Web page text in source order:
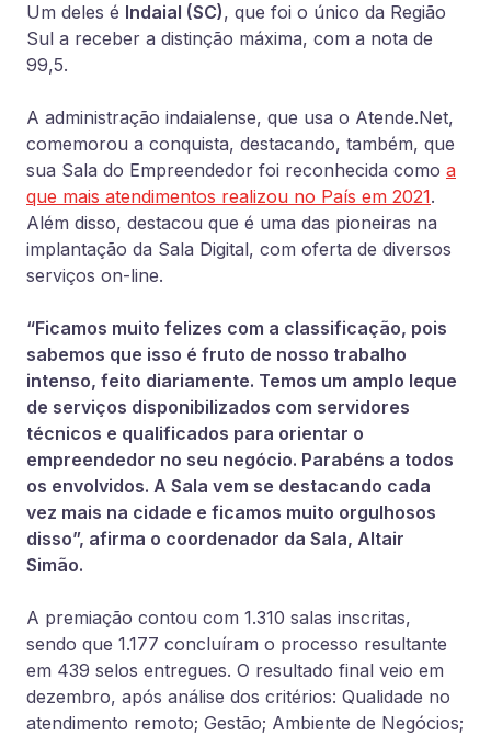
Um deles é Indaial (SC), que foi o único da Região
Sul a receber a distinção máxima, com a nota de
99,5.
A administração indaialense, que usa o Atende.Net,
comemorou a conquista, destacando, também, que
sua Sala do Empreendedor foi reconhecida como a
que mais atendimentos realizou no País em 2021.
Além disso, destacou que é uma das pioneiras na
implantação da Sala Digital, com oferta de diversos
serviços on-line.
“Ficamos muito felizes com a classificação, pois
sabemos que isso é fruto de nosso trabalho
intenso, feito diariamente. Temos um amplo leque
de serviços disponibilizados com servidores
técnicos e qualificados para orientar o
empreendedor no seu negócio. Parabéns a todos
os envolvidos. A Sala vem se destacando cada
vez mais na cidade e ficamos muito orgulhosos
disso”, afirma o coordenador da Sala, Altair
Simão.
A premiação contou com 1.310 salas inscritas,
sendo que 1.177 concluíram o processo resultante
em 439 selos entregues. O resultado final veio em
dezembro, após análise dos critérios: Qualidade no
atendimento remoto; Gestão; Ambiente de Negócios;